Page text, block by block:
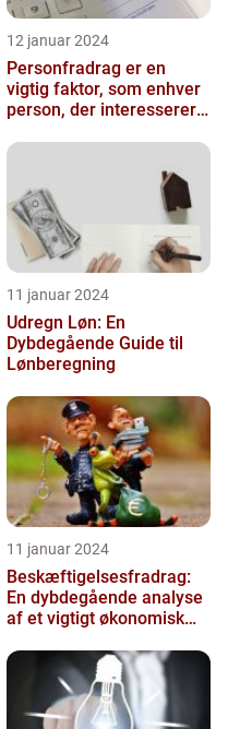
12 januar 2024
Personfradrag er en
vigtig faktor, som enhver
person, der interesserer
personlig ...
11 januar 2024
Udregn Løn: En
Dybdegående Guide til
Lønberegning
11 januar 2024
Beskæftigelsesfradrag:
En dybdegående analyse
af et vigtigt økonomisk
finansf...